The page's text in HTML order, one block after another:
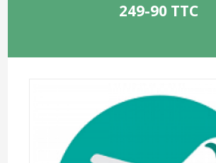
249-90 TTC